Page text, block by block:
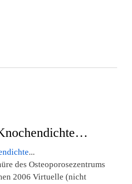
...
des Osteoporosezentrums
2006 Virtuelle (nicht